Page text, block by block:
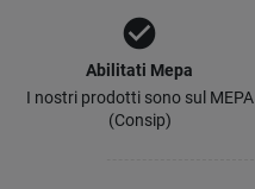
check_circle
Abilitati Mepa
I nostri prodotti sono sul MEPA
(Consip)